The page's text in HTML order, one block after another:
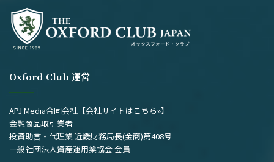
Oxford Club 運営
APJ Media合同会社 【会社サイトはこちら»】
金融商品取引業者
投資助言・代理業 近畿財務局長(金商)第408号
一般社団法人資産運用業協会 会員